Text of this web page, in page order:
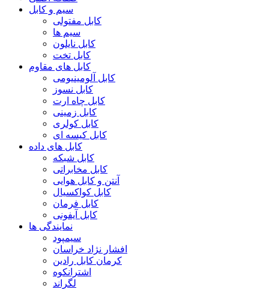
سیم و کابل
کابل مفتولی
سیم ها
کابل نایلون
کابل تخت
کابل های مقاوم
کابل آلومینیومی
کابل نسوز
کابل چاه ارت
کابل زمینی
کابل کولری
کابل کیسه ای
کابل های داده
کابل شبکه
کابل مخابراتی
آنتن و کابل هوایی
کابل کواکسیال
کابل فرمان
کابل آیفونی
نمایندگی ها
سیمپود
افشار نژاد خراسان
کرمان کابل رادین
اشترانکوه
لگراند